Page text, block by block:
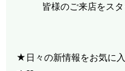
皆様のご来店をスタ
★日々の新情報をお気に